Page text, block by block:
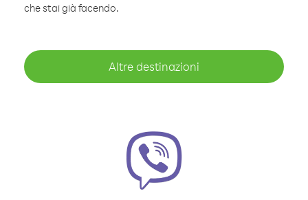
che stai già facendo.
Altre destinazioni